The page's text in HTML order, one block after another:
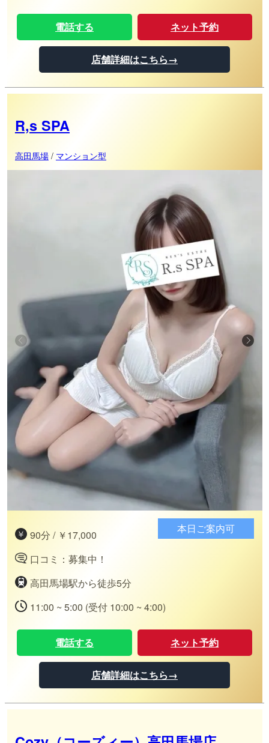
電話する ネット予約
店舗詳細はこちら→
R,s SPA
高田馬場/ マンション型
90分 / ￥17,000
口コミ：募集中！
高田馬場駅から徒歩5分
11:00 ~ 5:00 (受付 10:00 ~ 4:00)
本日ご案内可
電話する ネット予約
店舗詳細はこちら→